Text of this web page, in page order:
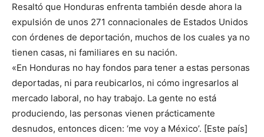
Resaltó que Honduras enfrenta también desde ahora la
expulsión de unos 271 connacionales de Estados Unidos
con órdenes de deportación, muchos de los cuales ya no
tienen casas, ni familiares en su nación.
«En Honduras no hay fondos para tener a estas personas
deportadas, ni para reubicarlos, ni cómo ingresarlos al
mercado laboral, no hay trabajo. La gente no está
produciendo, las personas vienen prácticamente
desnudos, entonces dicen: ‘me voy a México’. [Este país]